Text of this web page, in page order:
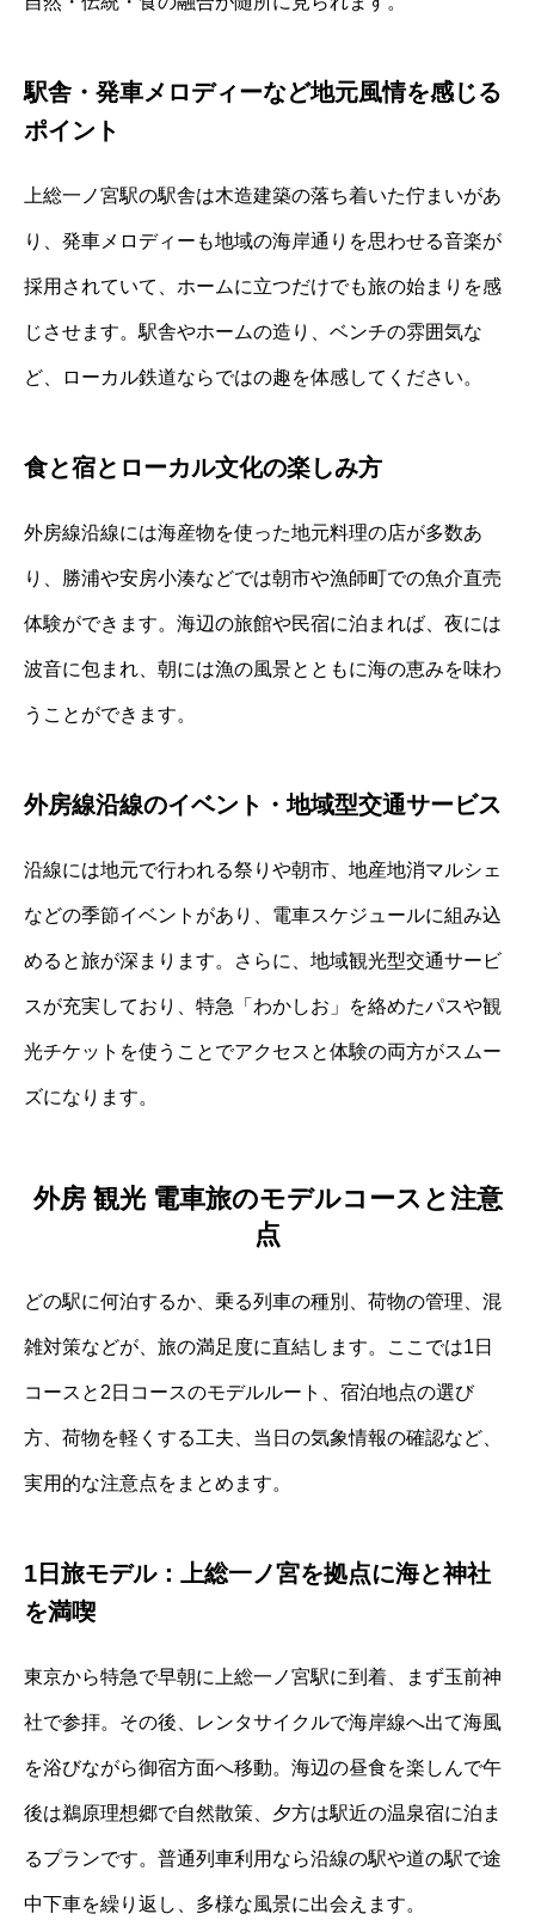
駅舎・発車メロディーなど地元風情を感じる
ポイント
上総一ノ宮駅の駅舎は木造建築の落ち着いた佇まいがあ
り、発車メロディーも地域の海岸通りを思わせる音楽が
採用されていて、ホームに立つだけでも旅の始まりを感
じさせます。駅舎やホームの造り、ベンチの雰囲気な
ど、ローカル鉄道ならではの趣を体感してください。
食と宿とローカル文化の楽しみ方
外房線沿線には海産物を使った地元料理の店が多数あ
り、勝浦や安房小湊などでは朝市や漁師町での魚介直売
体験ができます。海辺の旅館や民宿に泊まれば、夜には
波音に包まれ、朝には漁の風景とともに海の恵みを味わ
うことができます。
外房線沿線のイベント・地域型交通サービス
沿線には地元で行われる祭りや朝市、地産地消マルシェ
などの季節イベントがあり、電車スケジュールに組み込
めると旅が深まります。さらに、地域観光型交通サービ
スが充実しており、特急「わかしお」を絡めたパスや観
光チケットを使うことでアクセスと体験の両方がスムー
ズになります。
外房 観光 電車旅のモデルコースと注意
点
どの駅に何泊するか、乗る列車の種別、荷物の管理、混
雑対策などが、旅の満足度に直結します。ここでは1日
コースと2日コースのモデルルート、宿泊地点の選び
方、荷物を軽くする工夫、当日の気象情報の確認など、
実用的な注意点をまとめます。
1日旅モデル：上総一ノ宮を拠点に海と神社
を満喫
東京から特急で早朝に上総一ノ宮駅に到着、まず玉前神
社で参拝。その後、レンタサイクルで海岸線へ出て海風
を浴びながら御宿方面へ移動。海辺の昼食を楽しんで午
後は鵜原理想郷で自然散策、夕方は駅近の温泉宿に泊ま
るプランです。普通列車利用なら沿線の駅や道の駅で途
中下車を繰り返し、多様な風景に出会えます。